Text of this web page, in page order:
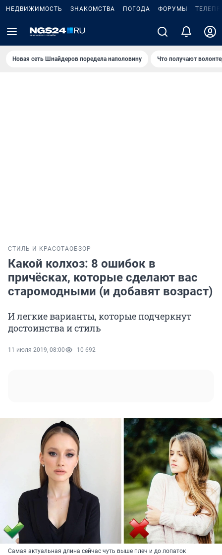
НЕДВИЖИМОСТЬ ЗНАКОМСТВА ПОГОДА ФОРУМЫ
Новая сеть Шнайдеров поредела наполовину Что получают
СТИЛЬ И КРАСОТАОБЗОР
Какой колхоз: 8 ошибок в
причёсках, которые сделают вас
старомодными (и добавят возраст)
И легкие варианты, которые подчеркнут
достоинства и стиль
11 июля 2019, 08:00 10 692
Самая актуальная длина сейчас чуть выше плеч и до лопаток